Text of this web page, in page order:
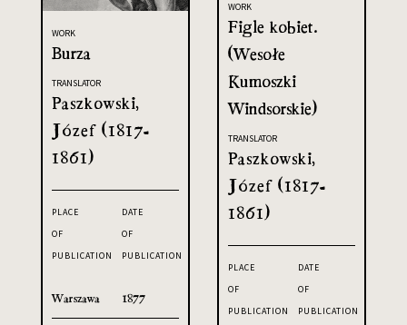
WORK
Figle kobiet.
(Wesołe
Kumoszki
Windsorskie)
TRANSLATOR
Paszkowski,
Józef (1817-
1861)
PLACE
OF
PUBLICATION
DATE
OF
PUBLICATION
WORK
Burza
TRANSLATOR
Paszkowski,
Józef (1817-
1861)
PLACE
OF
PUBLICATION
Warszawa
DATE
OF
PUBLICATION
1877